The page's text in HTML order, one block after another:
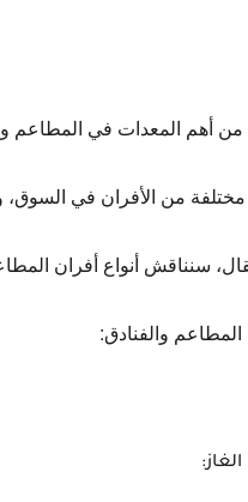
من أهم المعدات في
مختلفة من الأفران في
سنناقش أنواع أفران
المطاعم والفنادق: